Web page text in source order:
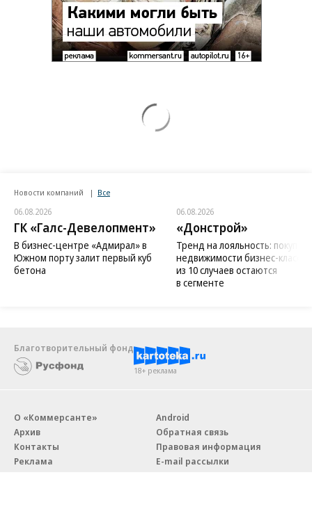
Новости компаний Все
06.08.2026
ГК «Галс-Девелопмент»
В бизнес-центре «Адмирал» в
Южном порту залит первый куб
бетона
06.08.2026
«Донстрой»
Тренд на лояльность:
недвижимости бизнес-класса
из 10 случаев остаются
в сегменте
Благотворительный фонд
18+ реклама
О «Коммерсанте»
Архив
Контакты
Реклама
Android
Обратная связь
Правовая информация
E-mail рассылки